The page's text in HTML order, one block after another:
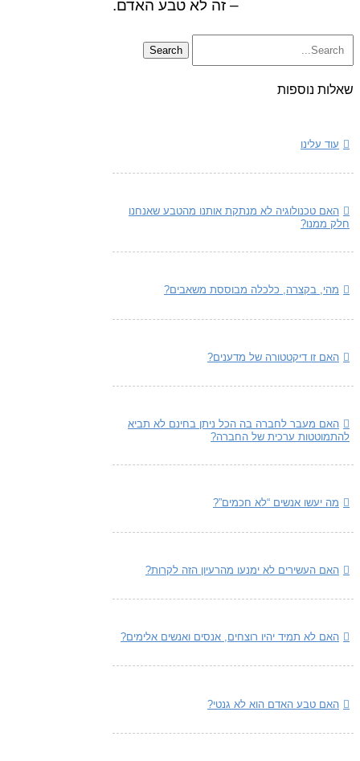
– זה לא טבע האדם.
שאלות נוספות
עוד עלינו
האם טכנולוגיה לא מנתקת אותנו מהטבע שאנחנו
חלק ממנו?
מהי, בקצרה, כלכלה מבוססת משאבים?
האם זו דיקטטורה של מדענים?
האם מעבר לחברה בה הכל ניתן בחינם לא תביא
להתמוטטות ערכית של החברה?
מה יעשו אנשים “לא חכמים”?
האם העשירים לא ימנעו מהרעיון הזה לקרות?
האם לא תמיד יהיו רוצחים, אנסים ואנשים אלימים?
האם טבע האדם הוא לא גנטי?